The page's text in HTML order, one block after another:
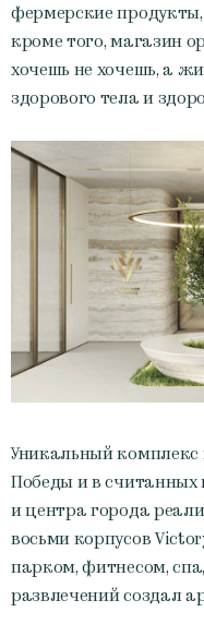
фермерские
кроме того, магазин
хочешь не хочешь, а
здорового тела и
Уникальный
Победы и в считанных
и центра города
восьми корпусов
парком, фитнесом,
развлечений создал